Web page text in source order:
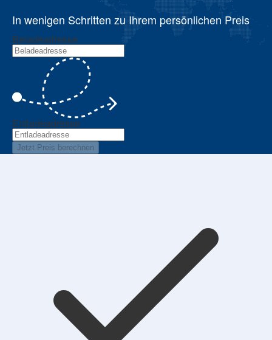
In wenigen Schritten zu Ihrem persönlichen Preis
Beladeadresse
Entladeadresse
Jetzt Preis berechnen